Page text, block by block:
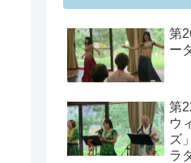
第
ー
第
ウ
ズ
ラ